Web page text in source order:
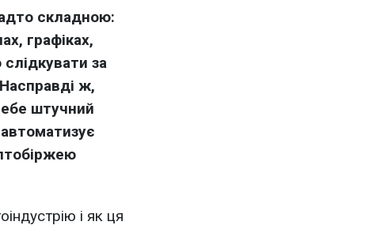
складною:
графіках,
за
ж,
штучний
і як ця